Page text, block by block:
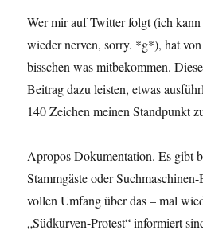
Wer mir auf Twitter folgt (ich
wieder nerven, sorry. *g*), hat
bisschen was mitbekommen.
Beitrag dazu leisten, etwas
140 Zeichen meinen Standpunkt
Apropos Dokumentation. Es gibt
Stammgäste oder
vollen Umfang über das – mal
„Südkurven-Protest“ informiert